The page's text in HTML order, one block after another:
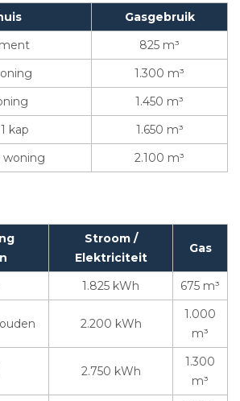
Gasgebruik
825 m³
1.300 m³
1.450 m³
kap
1.650 m³
woning
2.100 m³
Stroom /
Elektriciteit
Gas
1.825 kWh 675 m³
2.200 kWh
1.000
m³
2.750 kWh
1.300
m³